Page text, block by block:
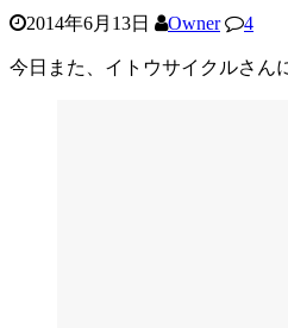
2014年6月13日 Owner 4
今日また、イトウサイクルさん